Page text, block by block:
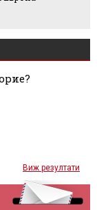
Виж резултати